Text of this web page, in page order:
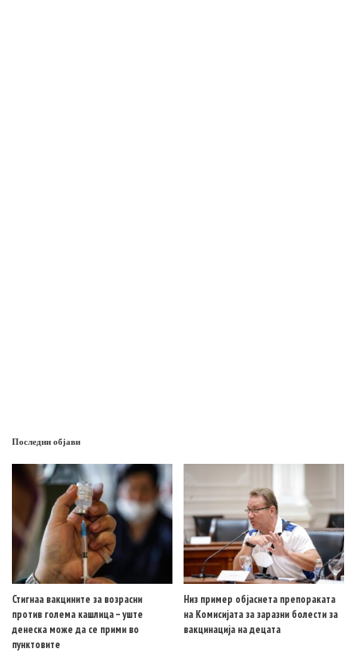
Последни објави
Стигнаа вакцините за возрасни
против голема кашлица – уште
денеска може да се прими во
пунктовите
Низ пример објаснета препораката
на Комисијата за заразни болести за
вакцинација на децата